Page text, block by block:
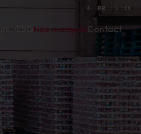
NL FR EN DE
ESGNos marquesContact